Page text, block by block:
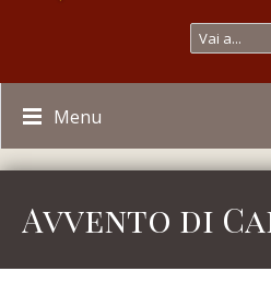
Menu
Avvento di